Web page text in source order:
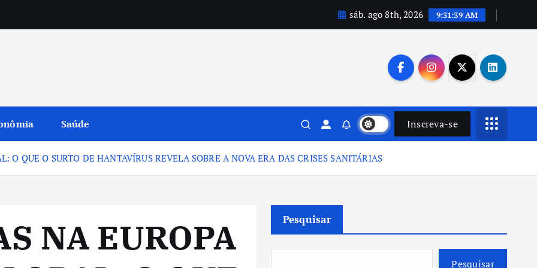
sáb. ago 8th, 2026 9:31:40 AM
Saúde Inscreva-se
O QUE O SURTO DE HANTAVÍRUS REVELA SOBRE A NOVA ERA DAS CRISES SANITÁRIAS
NA EUROPA
Pesquisar
Pesquisar